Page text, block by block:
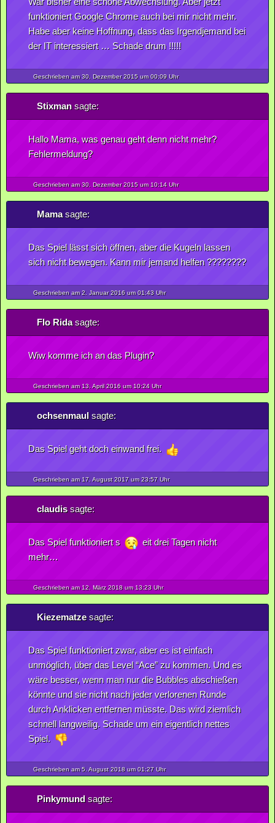
funktioniert Google Chrome auch bei mir nicht mehr.
Habe aber keine Hoffnung, dass das Irgendjemand bei
der IT interessiert … Schade drum !!!!!
Geschrieben am 30. Dezember2015um 00:09 Uhr
Stixmansagte:
Hallo Mama, was genau geht denn nicht mehr?
Fehlermeldung?
Geschrieben am 30. Dezember2015um 10:14 Uhr
Mamasagte:
Das Spiel lässt sich öffnen, aber die Kugeln lassen
sich nicht bewegen. Kann mir jemand helfen ????????
Geschrieben am 2. Januar2016um 01:43 Uhr
Flo Ridasagte:
Wiw komme ich an das Plugin?
Geschrieben am 13. April2016um 10:24 Uhr
ochsenmaulsagte:
Das Spiel geht doch einwand frei.
Geschrieben am 17. August2017um 23:57 Uhr
claudissagte:
Das Spiel funktioniert s
eit drei Tagen nicht
mehr…
Geschrieben am 12. März2018um 13:23 Uhr
Kiezematzesagte:
Das Spiel funktioniert zwar, aber es ist einfach
unmöglich, über das Level “Ace” zu kommen. Und es
wäre besser, wenn man nur die Bubbles abschießen
könnte und sie nicht nach jeder verlorenen Runde
durch Anklicken entfernen müsste. Das wird ziemlich
schnell langweilig. Schade um ein eigentlich nettes
Spiel.
Geschrieben am 5. August2018um 01:27 Uhr
Pinkymundsagte: